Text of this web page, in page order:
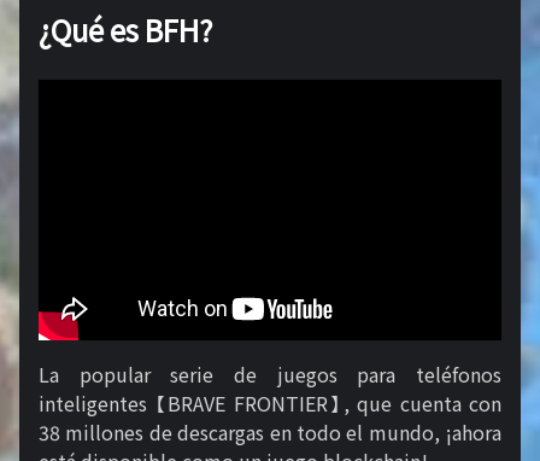
¿Qué es BFH?
La popular serie de juegos para teléfonos
inteligentes 【BRAVE FRONTIER】, que cuenta con
38 millones de descargas en todo el mundo, ¡ahora